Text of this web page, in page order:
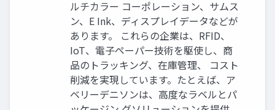
ルチカラー コーポレーション、サムス
ン、E Ink、ディスプレイデータなどが
あります。 これらの企業は、RFID、
IoT、電子ペーパー技術を駆使し、商
品のトラッキング、在庫管理、 コスト
削減を実現しています。たとえば、ア
ベリーデニソンは、高度なラベルとパ